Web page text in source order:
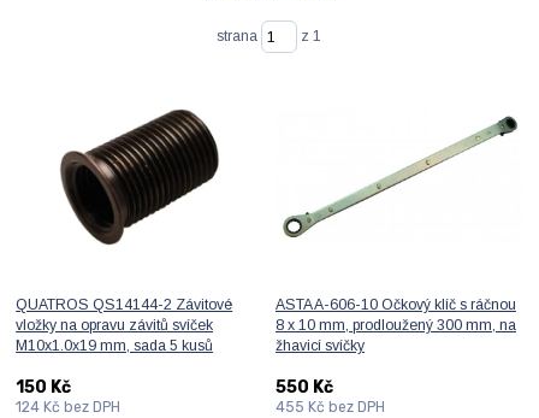
strana z 1
QUATROS QS14144-2 Závitové
vložky na opravu závitů svíček
M10x1.0x19 mm, sada 5 kusů
150 Kč
124 Kč bez DPH
ASTA A-606-10 Očkový klíč s ráčnou
8 x 10 mm, prodloužený 300 mm, na
žhavicí svíčky
550 Kč
455 Kč bez DPH